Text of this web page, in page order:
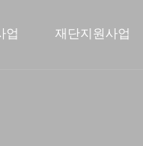
업 재단지원사업